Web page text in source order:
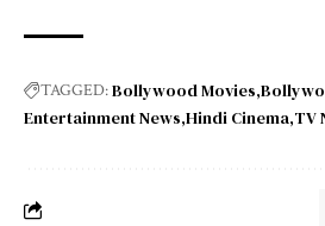
TAGGED:Bollywood Movies
Entertainment News Hindi Cinema TV